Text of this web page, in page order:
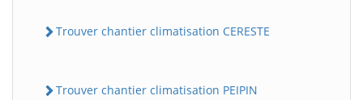
Trouver chantier climatisation CERESTE
Trouver chantier climatisation PEIPIN